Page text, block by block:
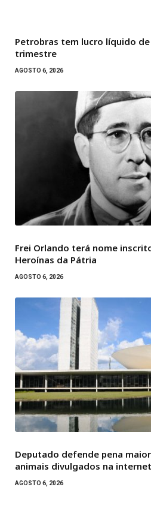
Petrobras tem lucro líquido de
trimestre
AGOSTO 6, 2026
Frei Orlando terá nome
Heroínas da Pátria
AGOSTO 6, 2026
Deputado defende pena
animais divulgados na
AGOSTO 6, 2026